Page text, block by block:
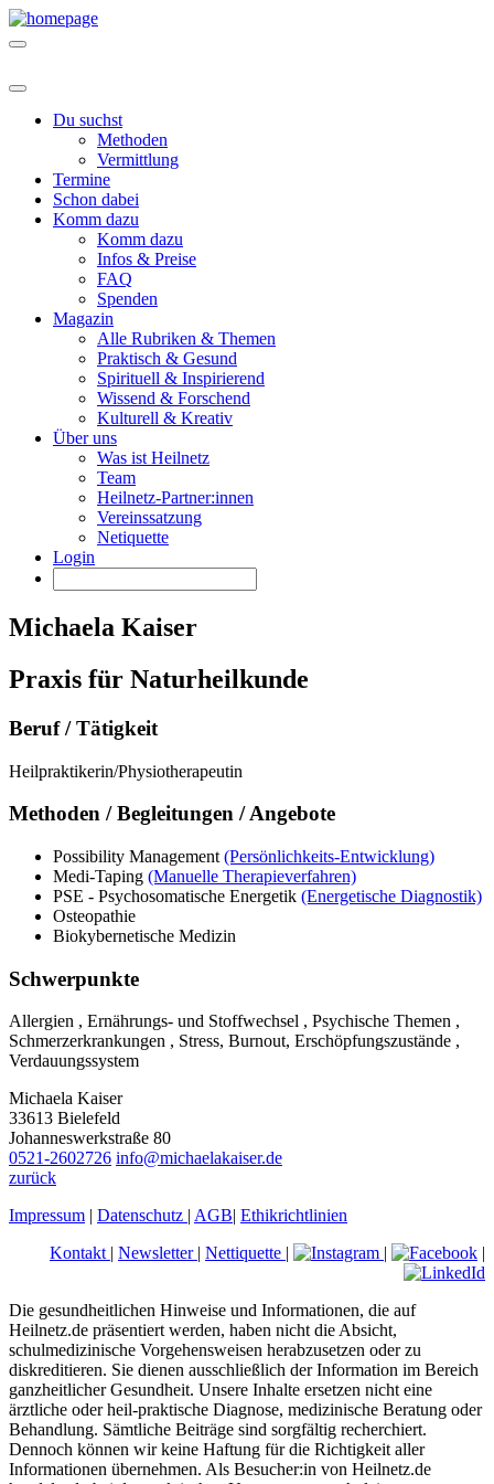
Du suchst
Methoden
Vermittlung
Termine
Schon dabei
Komm dazu
Komm dazu
Infos & Preise
FAQ
Spenden
Magazin
Alle Rubriken & Themen
Praktisch & Gesund
Spirituell & Inspirierend
Wissend & Forschend
Kulturell & Kreativ
Über uns
Was ist Heilnetz
Team
Heilnetz-Partner:innen
Vereinssatzung
Netiquette
Login
Michaela Kaiser
Praxis für Naturheilkunde
Beruf / Tätigkeit
Heilpraktikerin/Physiotherapeutin
Methoden / Begleitungen / Angebote
Possibility Management (Persönlichkeits-Entwicklung)
Medi-Taping (Manuelle Therapieverfahren)
PSE - Psychosomatische Energetik (Energetische Diagnostik)
Osteopathie
Biokybernetische Medizin
Schwerpunkte
Allergien , Ernährungs- und Stoffwechsel , Psychische Themen ,
Schmerzerkrankungen , Stress, Burnout, Erschöpfungszustände ,
Verdauungssystem
Michaela Kaiser
33613 Bielefeld
Johanneswerkstraße 80
0521-2602726 info@michaelakaiser.de
zurück
Impressum
Datenschutz AGB Ethikrichtlinien
Kontakt Newsletter Nettiquette
Die gesundheitlichen Hinweise und Informationen, die auf
Heilnetz.de präsentiert werden, haben nicht die Absicht,
schulmedizinische Vorgehensweisen herabzusetzen oder zu
diskreditieren. Sie dienen ausschließlich der Information im Bereich
ganzheitlicher Gesundheit. Unsere Inhalte ersetzen nicht eine
ärztliche oder heil-praktische Diagnose, medizinische Beratung oder
Behandlung. Sämtliche Beiträge sind sorgfältig recherchiert.
Dennoch können wir keine Haftung für die Richtigkeit aller
Informationen übernehmen. Als Besucher:in von Heilnetz.de